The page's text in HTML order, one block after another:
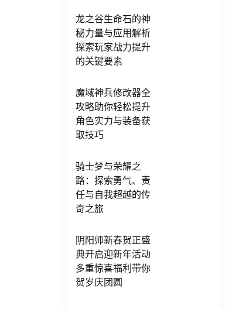
龙之谷生命石的神
秘力量与应用解析
探索玩家战力提升
的关键要素
魔域神兵修改器全
攻略助你轻松提升
角色实力与装备获
取技巧
骑士梦与荣耀之
路：探索勇气、责
任与自我超越的传
奇之旅
阴阳师新春贺正盛
典开启迎新年活动
多重惊喜福利带你
贺岁庆团圆